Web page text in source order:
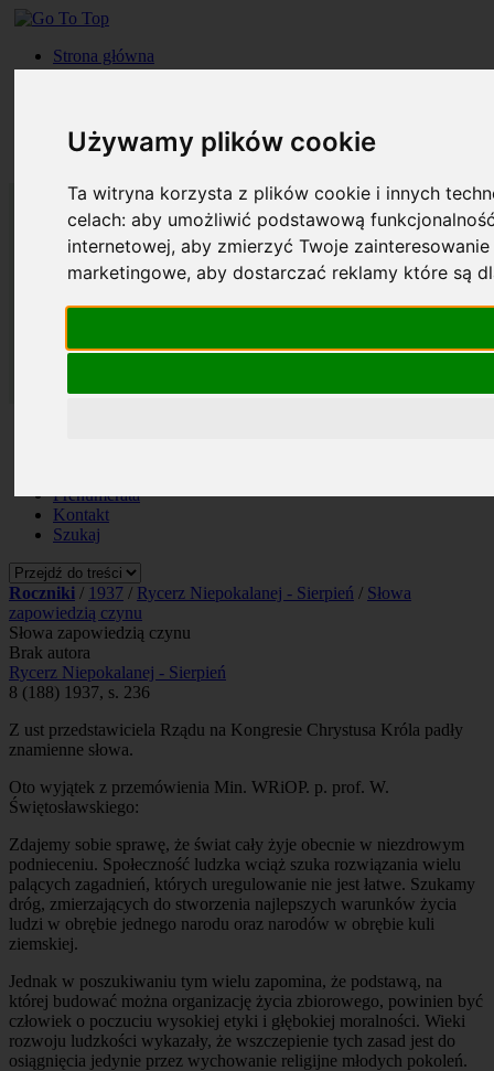
Używamy plików cookie
Ta witryna korzysta z plików cookie i innych
celach:aby umożliwić podstawową
internetowej,aby zmierzyć Twoje
marketingowe,aby dostarczać reklamy które są
Strona główna
Roczniki
Kontakt
Szukaj
Prenumerata
Kontakt
Szukaj
Roczniki / 1937 / Rycerz Niepokalanej - Sierpień / Słowa
zapowiedzią czynu
Słowa zapowiedzią czynu
Brak autora
Rycerz Niepokalanej - Sierpień
8 (188) 1937, s. 236
Z ust przedstawiciela Rządu na Kongresie Chrystusa Króla padły
znamienne słowa.
Oto wyjątek z przemówienia Min. WRiOP. p. prof. W.
Świętosławskiego:
Zdajemy sobie sprawę, że świat cały żyje obecnie w niezdrowym
podnieceniu. Społeczność ludzka wciąż szuka rozwiązania wielu
palących zagadnień, których uregulowanie nie jest łatwe. Szukamy
dróg, zmierzających do stworzenia najlepszych warunków życia
ludzi w obrębie jednego narodu oraz narodów w obrębie kuli
ziemskiej.
Jednak w poszukiwaniu tym wielu zapomina, że podstawą, na
której budować można organizację życia zbiorowego, powinien być
człowiek o poczuciu wysokiej etyki i głębokiej moralności. Wieki
rozwoju ludzkości wykazały, że wszczepienie tych zasad jest do
osiągnięcia jedynie przez wychowanie religijne młodych pokoleń.